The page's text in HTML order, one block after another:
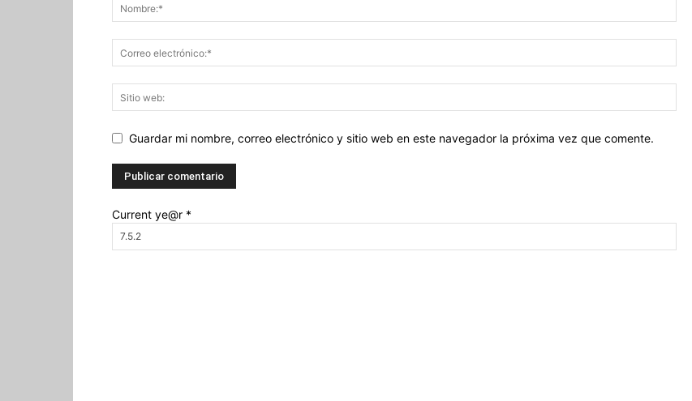
Guardar mi nombre, correo electrónico y sitio web en este navegador la próxima vez que comente.
Current ye@r *